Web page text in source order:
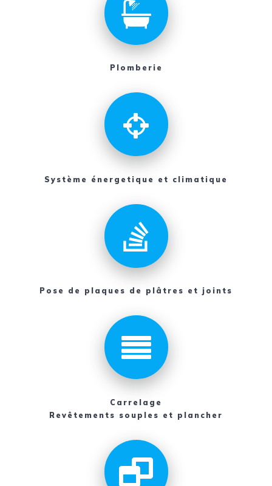
Plomberie
Système énergetique et climatique
Pose de plaques de plâtres et joints
Carrelage
Revêtements souples et plancher